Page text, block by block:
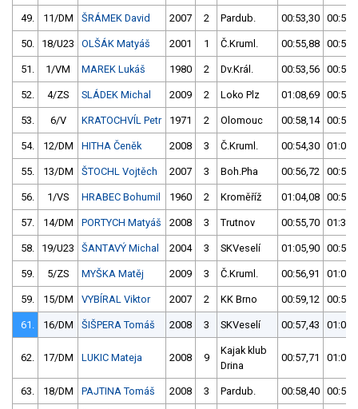
49. 11/DM ŠRÁMEK David 2007 2 Pardub. 00:53,30
50. 18/U23 OLŠÁK Matyáš 2001 1 Č.Kruml. 00:55,88
51. 1/VM MAREK Lukáš 1980 2 Dv.Král. 00:53,56
52. 4/ZS SLÁDEK Michal 2009 2 Loko Plz 01:08,69
53. 6/V KRATOCHVÍL Petr 1971 2 Olomouc 00:58,14
54. 12/DM HITHA Čeněk 2008 3 Č.Kruml. 00:54,30
55. 13/DM ŠTOCHL Vojtěch 2007 3 Boh.Pha 00:56,72
56. 1/VS HRABEC Bohumil 1960 2 Kroměříž 01:04,08
57. 14/DM PORTYCH Matyáš 2008 3 Trutnov 00:55,70
58. 19/U23 ŠANTAVÝ Michal 2004 3 SKVeselí 01:05,90
59. 5/ZS MYŠKA Matěj 2009 3 Č.Kruml. 00:56,91
59. 15/DM VYBÍRAL Viktor 2007 2 KK Brno 00:59,12
61. 16/DM ŠIŠPERA Tomáš 2008 3 SKVeselí 00:57,43
62. 17/DM LUKIC Mateja 2008 9
Kajak klub
Drina
00:57,71
63. 18/DM PAJTINA Tomáš 2008 3 Pardub. 00:58,40